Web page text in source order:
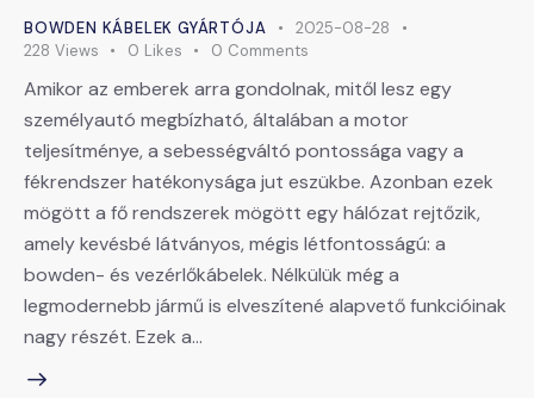
BOWDEN KÁBELEK GYÁRTÓJA
2025-08-28
228 Views 0 Likes 0 Comments
Amikor az emberek arra gondolnak, mitől lesz egy
személyautó megbízható, általában a motor
teljesítménye, a sebességváltó pontossága vagy a
fékrendszer hatékonysága jut eszükbe. Azonban ezek
mögött a fő rendszerek mögött egy hálózat rejtőzik,
amely kevésbé látványos, mégis létfontosságú: a
bowden- és vezérlőkábelek. Nélkülük még a
legmodernebb jármű is elveszítené alapvető funkcióinak
nagy részét. Ezek a…